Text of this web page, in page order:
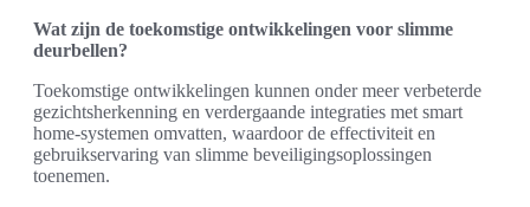
Wat zijn de toekomstige ontwikkelingen voor slimme
deurbellen?
Toekomstige ontwikkelingen kunnen onder meer verbeterde
gezichtsherkenning en verdergaande integraties met smart
home-systemen omvatten, waardoor de effectiviteit en
gebruikservaring van slimme beveiligingsoplossingen
toenemen.